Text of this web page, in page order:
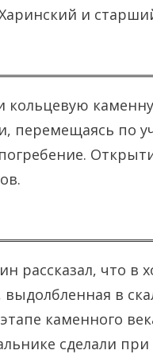
и
кольцевую
перемещаясь по
рассказал, что в
выдолбленная в
каменного
сделали